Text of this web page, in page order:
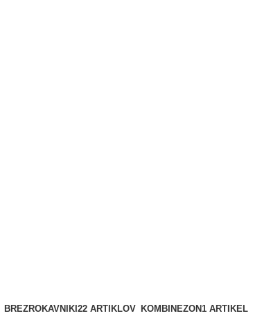
BREZROKAVNIKI 22 ARTIKLOV KOMBINEZON1 ARTIKEL